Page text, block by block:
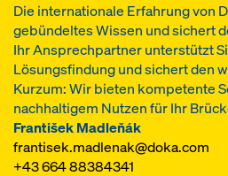
Die internationale Erfahrung von
gebündeltes Wissen und sichert
Ihr Ansprechpartner unterstützt
Lösungsfindung und sichert den
Kurzum: Wir bieten kompetente
nachhaltigem Nutzen für Ihr
František Madleňák
frantisek.madlenak@doka.com
+43 664 88384341